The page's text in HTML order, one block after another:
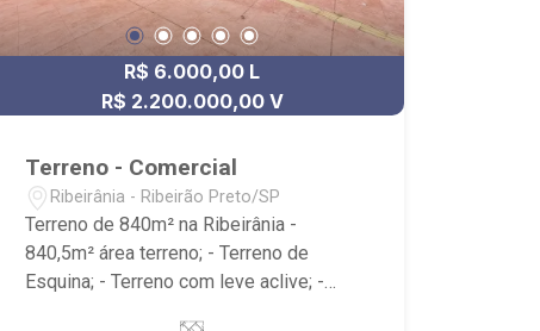
R$ 6.000,00 L
R$ 2.200.000,00 V
Terreno - Comercial
Ribeirânia - Ribeirão Preto/SP
Terreno de 840m² na Ribeirânia -
840,5m² área terreno; - Terreno de
Esquina; - Terreno com leve aclive; -